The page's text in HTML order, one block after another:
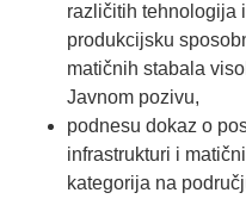
različitih tehnologija
produkcijsku
matičnih stabala
Javnom pozivu,
podnesu dokaz o
infrastrukturi i
kategorija na